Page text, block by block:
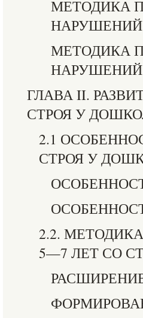
МЕТОДИКА
НАРУШЕНИЙ
МЕТОДИКА
НАРУШЕНИЙ
ГЛАВА II.
СТРОЯ У
2.1
СТРОЯ У
2.2.
5—7 ЛЕТ СО